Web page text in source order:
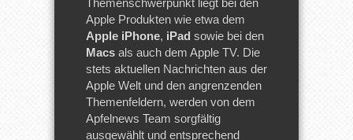
Apple Produkten wie etwa dem
Apple iPhone, iPad sowie bei den
Macs als auch dem Apple TV. Die
stets aktuellen Nachrichten aus der
Apple Welt und den angrenzenden
Themenfeldern, werden von dem
Apfelnews Team sorgfältig
ausgewählt und entsprechend